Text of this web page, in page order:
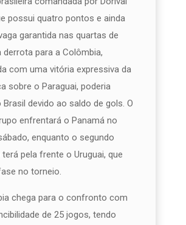
possui quatro pontos e ainda
garantida nas quartas de
derrota para a Colômbia,
com uma vitória expressiva da
sobre o Paraguai, poderia
Brasil devido ao saldo de gols. O
enfrentará o Panamá no
enquanto o segundo
pela frente o Uruguai, que
no torneio.
chega para o confronto com
de 25 jogos, tendo